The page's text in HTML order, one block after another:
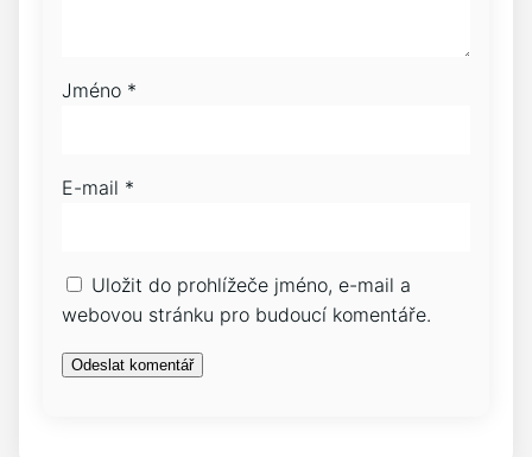
Jméno *
E-mail *
Uložit do prohlížeče jméno, e-mail a
webovou stránku pro budoucí komentáře.